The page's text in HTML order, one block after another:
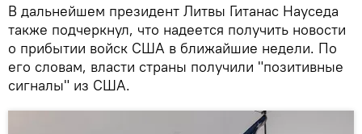
В дальнейшем президент Литвы Гитанас Науседа
также подчеркнул, что надеется получить новости
о прибытии войск США в ближайшие недели. По
его словам, власти страны получили "позитивные
сигналы" из США.